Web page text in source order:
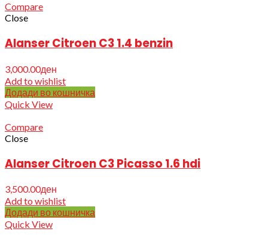
Compare
Close
Alanser Citroen C3 1.4 benzin
3,000.00ден
Add to wishlist
Додади во кошничка
Quick View
Compare
Close
Alanser Citroen C3 Picasso 1.6 hdi
3,500.00ден
Add to wishlist
Додади во кошничка
Quick View